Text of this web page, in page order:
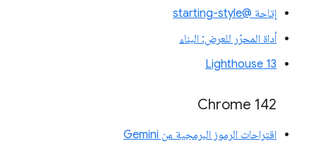
إتاحة @starting-style
أداة المحرّر للعرض: البناء
Lighthouse 13
Chrome 142
اقتراحات الرموز البرمجية من Gemini